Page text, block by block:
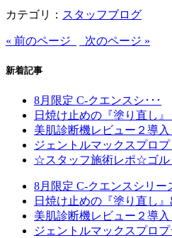
カテゴリ： スタッフブログ
« 前のページ 次のページ »
新着記事
8月限定 C-クエンスシ･･･
日焼け止めの『塗り直し』
美肌診断機レビュー２導入
ジェントルマックスプロプ
☆スタッフ施術レポ☆ゴル
8月限定 C-クエンスシリー
日焼け止めの『塗り直し
美肌診断機レビュー２導入
ジェントルマックスプロ